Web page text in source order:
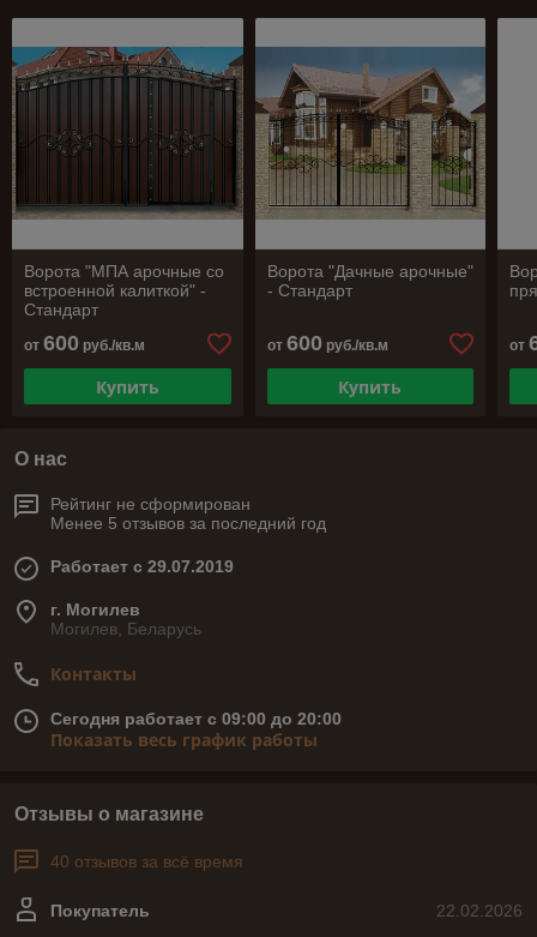
Ворота "МПА арочные со
встроенной калиткой" -
Стандарт
от 600 руб./кв.м
Купить
Ворота "Дачные арочные"
- Стандарт
от 600руб./кв.м
Купить
от
О нас
Рейтинг не сформирован
Менее 5 отзывов за последний год
Работает с 29.07.2019
г. Могилев
Могилев, Беларусь
Контакты
Сегодня работает с 09:00 до 20:00
Показать весь график работы
Отзывы о магазине
40 отзывов за всё время
22.02.2026
Покупатель